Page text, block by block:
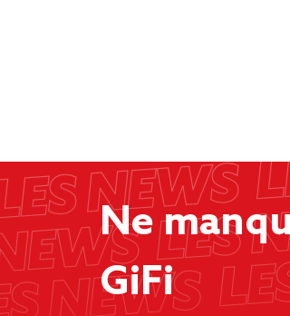
Ne
GiFi